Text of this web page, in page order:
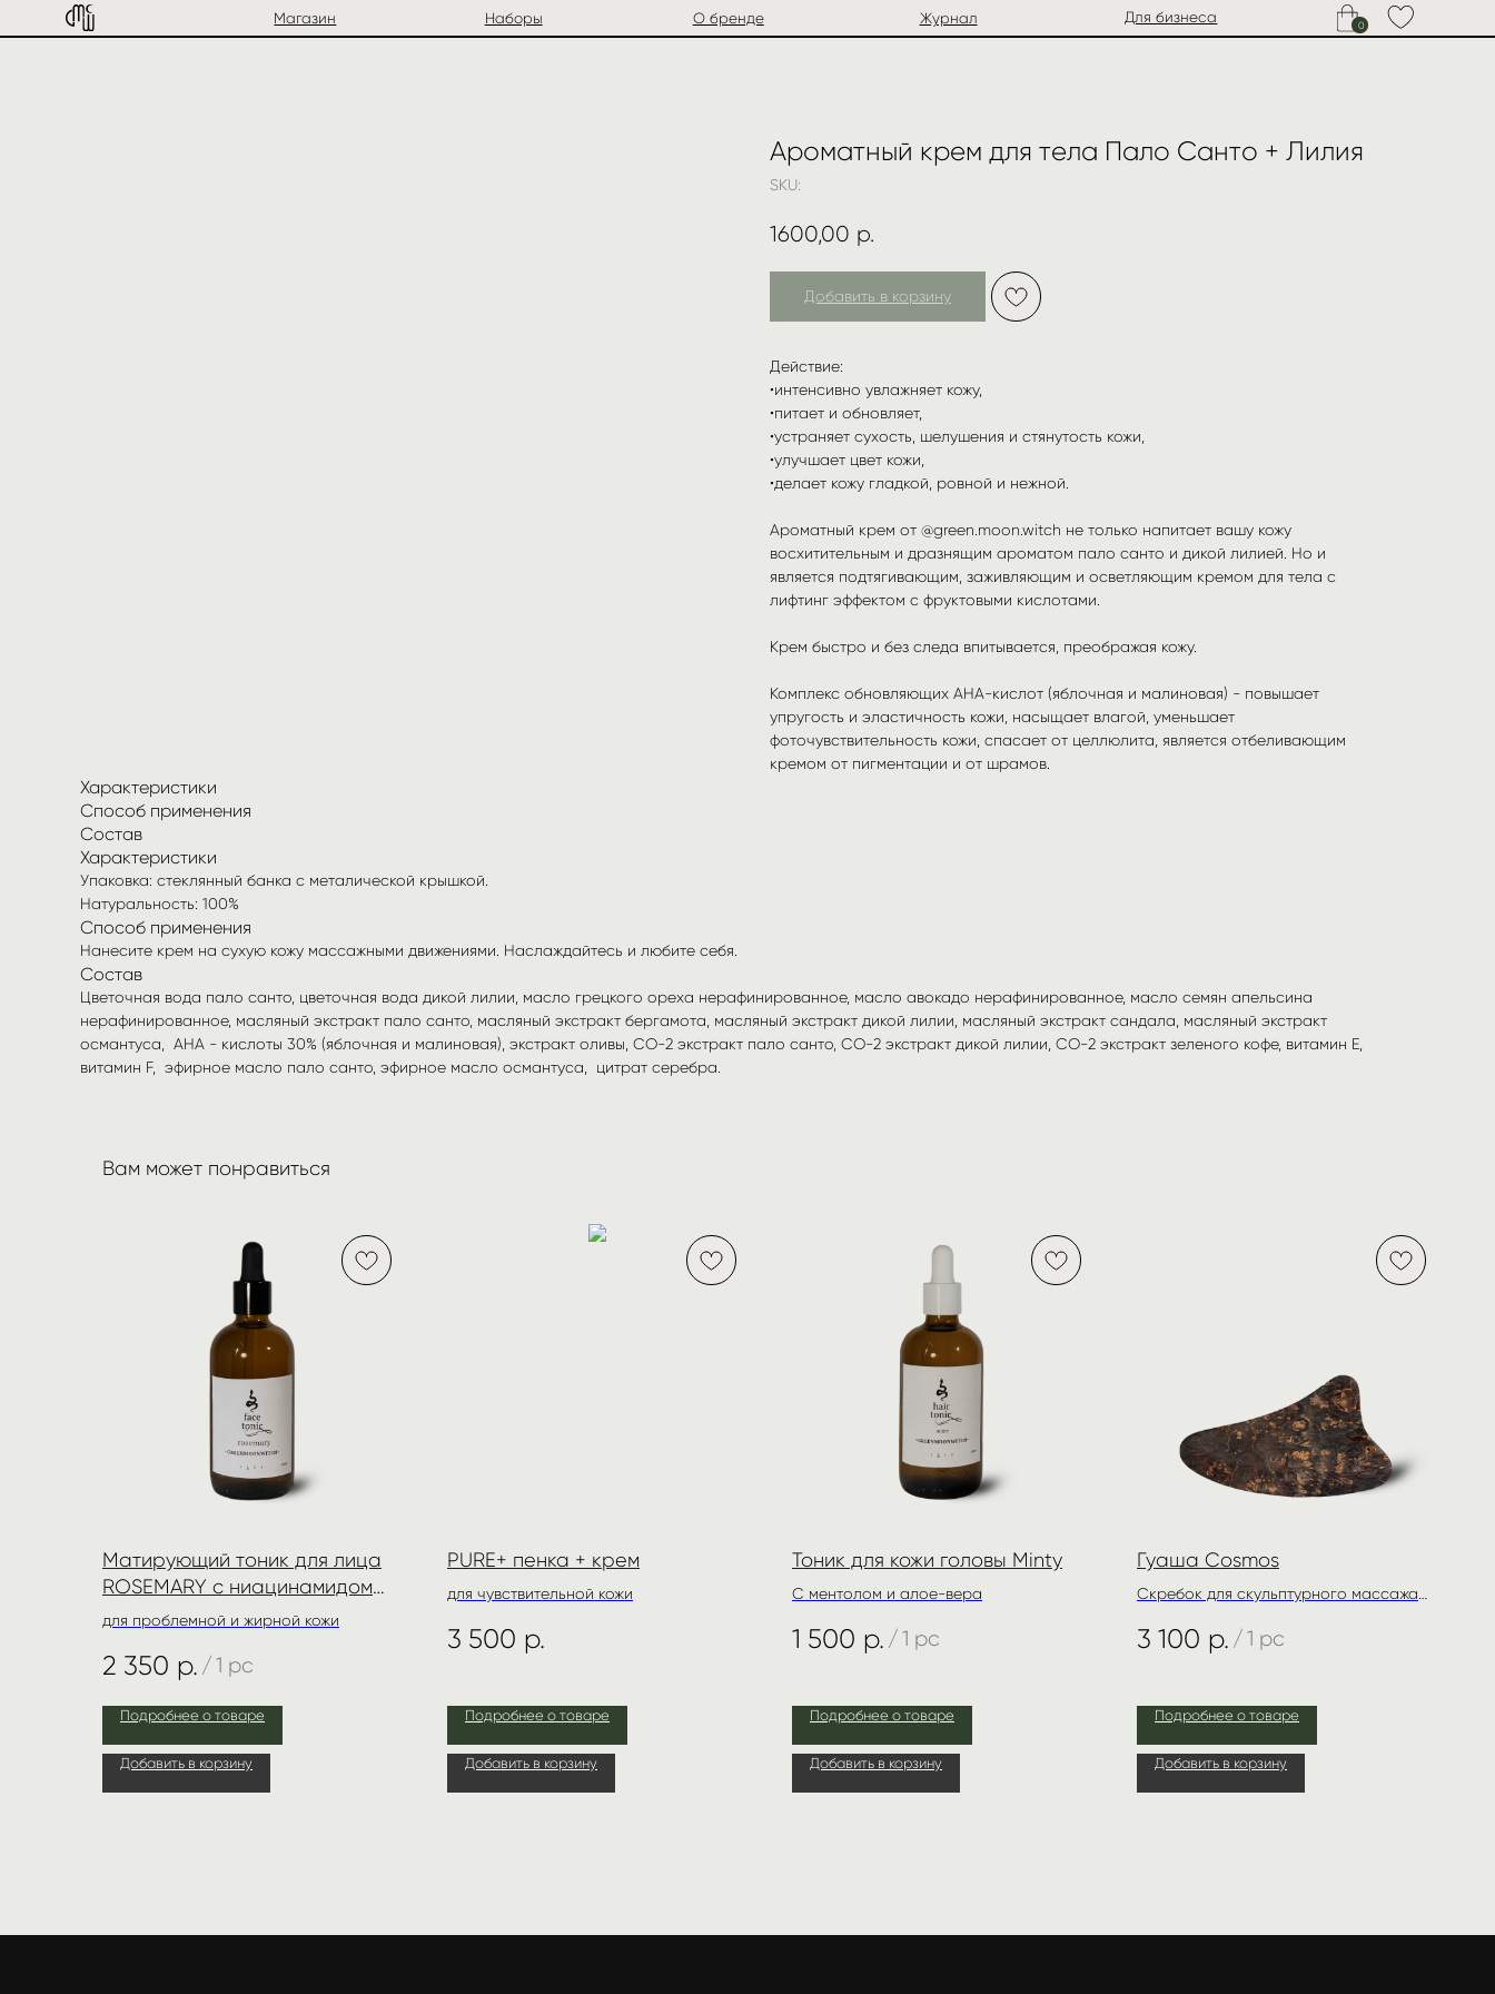
Магазин 0
Ароматный крем для тела Пало Санто + Лилия
SKU:
1600,00 р.
Добавить в корзину
Действие:
•интенсивно увлажняет кожу,
•питает и обновляет,
•устраняет сухость, шелушения и стянутость кожи,
•улучшает цвет кожи,
•делает кожу гладкой, ровной и нежной.
Ароматный крем от @green.moon.witch не только напитает вашу кожу
восхитительным и дразнящим ароматом пало санто и дикой лилией. Но и
является подтягивающим, заживляющим и осветляющим кремом для тела с
лифтинг эффектом с фруктовыми кислотами.
Крем быстро и без следа впитывается, преображая кожу.
Комплекс обновляющих АНА-кислот (яблочная и малиновая) - повышает
упругость и эластичность кожи, насыщает влагой, уменьшает
фоточувствительность кожи, спасает от целлюлита, является отбеливающим
кремом от пигментации и от шрамов.
Характеристики
Способ применения
Состав
Характеристики
Упаковка: стеклянный банка с металической крышкой.
Натуральность: 100%
Способ применения
Нанесите крем на сухую кожу массажными движениями. Наслаждайтесь и любите себя.
Состав
Цветочная вода пало санто, цветочная вода дикой лилии, масло грецкого ореха нерафинированное, масло авокадо нерафинированное, масло семян апельсина
нерафинированное, масляный экстракт пало санто, масляный экстракт бергамота, масляный экстракт дикой лилии, масляный экстракт сандала, масляный экстракт
османтуса, AHA - кислоты 30% (яблочная и малиновая), экстракт оливы, СО-2 экстракт пало санто, СО-2 экстракт дикой лилии, СО-2 экстракт зеленого кофе, витамин Е,
витамин F, эфирное масло пало санто, эфирное масло османтуса, цитрат серебра.
Вам может понравиться
Матирующий тоник для лица
ROSEMARY с ниацинамидом
20% и феруловой кислотой 6%
для проблемной и жирной кожи
2 350 р. /1 pc
Подробнее о товаре
Добавить в корзину
PURE+ пенка + крем
для чувствительной кожи
3 500 р.
Подробнее о товаре
Добавить в корзину
Тоник для кожи головы Minty
C ментолом и алое-вера
1 500 р. /1 pc
Подробнее о товаре
Добавить в корзину
Гуаша Cosmos
Cкребок для скульптурного массажа
3 100 р. /1 pc
Подробнее о товаре
Добавить в корзину
Договор оферты
Личный кабинет